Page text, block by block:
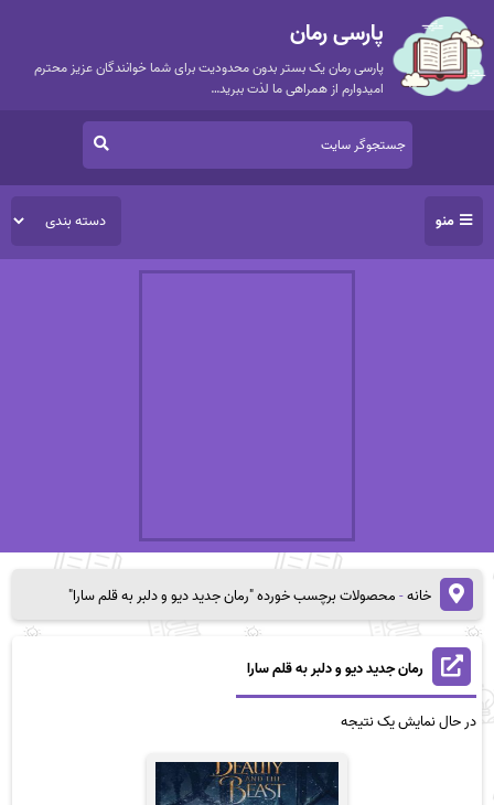
پارسی رمان
پارسی رمان یک بستر بدون محدودیت برای شما خوانندگان عزیز محترم
امیدوارم از همراهی ما لذت ببرید…
منو
خانه-محصولات برچسب خورده "رمان جدید دیو و دلبر به قلم سارا"
رمان جدید دیو و دلبر به قلم سارا
در حال نمایش یک نتیجه